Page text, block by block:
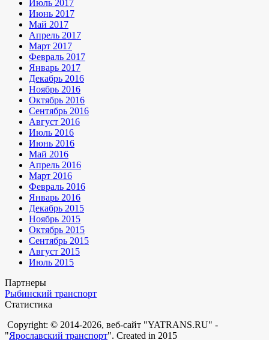
Июль 2017
Июнь 2017
Май 2017
Апрель 2017
Март 2017
Февраль 2017
Январь 2017
Декабрь 2016
Ноябрь 2016
Октябрь 2016
Сентябрь 2016
Август 2016
Июль 2016
Июнь 2016
Май 2016
Апрель 2016
Март 2016
Февраль 2016
Январь 2016
Декабрь 2015
Ноябрь 2015
Октябрь 2015
Сентябрь 2015
Август 2015
Июль 2015
Партнеры
Рыбинский транспорт
Статистика
Copyright: © 2014-2026, веб-сайт "YATRANS.RU" -
"Ярославский транспорт". Created in 2015